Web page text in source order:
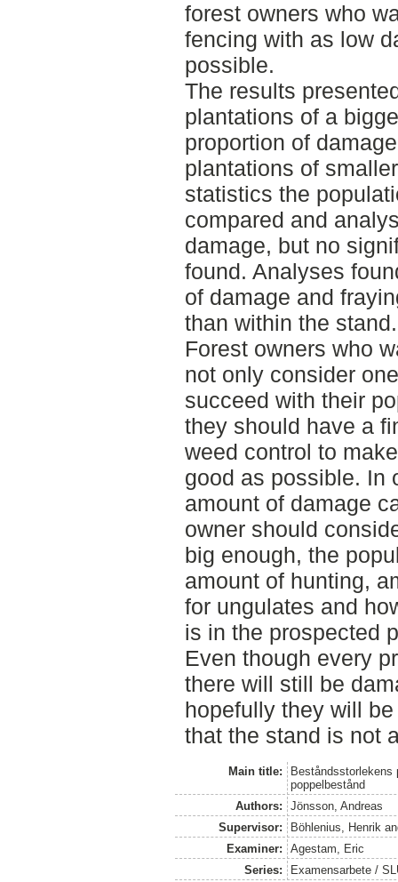
forest owners who
fencing with as low
possible.
The results
plantations of a
proportion of
plantations of
statistics the
compared and
damage, but no
found. Analyses
of damage and
than within the stand.
Forest owners who
not only consider
succeed with their
they should have a
weed control to
good as possible. In
amount of damage
owner should
big enough, the
amount of hunting,
for ungulates and
is in the prospected
Even though every
there will still be
hopefully they will
that the stand is not
Main title:
Beståndsstorlekens
poppelbestånd
Authors:
Jönsson, Andreas
Supervisor:
Böhlenius, Henrik
Examiner:
Agestam, Eric
Series:
Examensarbete /